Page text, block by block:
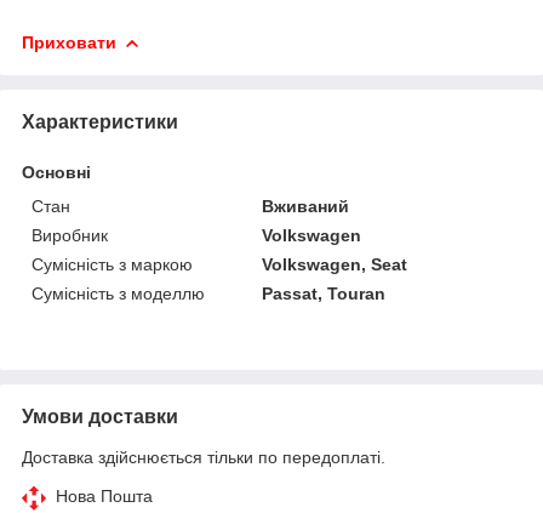
Приховати
Характеристики
Основні
Стан
Вживаний
Виробник
Volkswagen
Сумісність з маркою
Volkswagen, Seat
Сумісність з моделлю
Passat, Touran
Умови доставки
Доставка здійснюється тільки по передоплаті.
Нова Пошта